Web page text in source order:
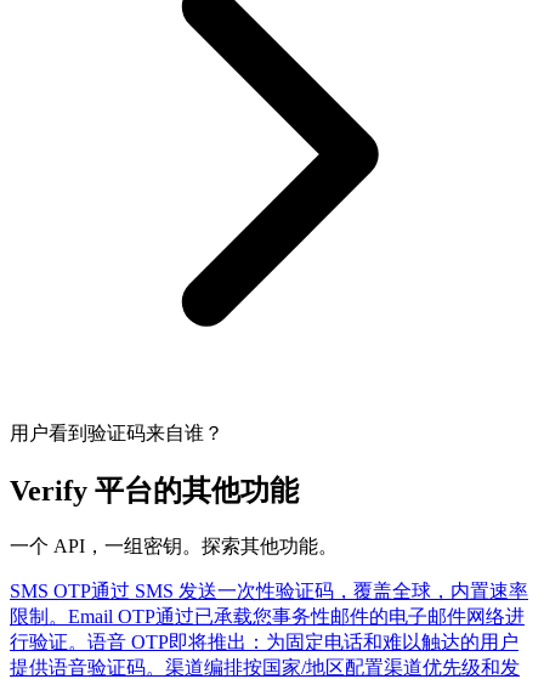
用户看到验证码来自谁？
Verify 平台的其他功能
一个 API，一组密钥。探索其他功能。
SMS OTP通过 SMS 发送一次性验证码，覆盖全球，内置速率
限制。 Email OTP通过已承载您事务性邮件的电子邮件网络进
行验证。 语音 OTP即将推出：为固定电话和难以触达的用户
提供语音验证码。 渠道编排按国家/地区配置渠道优先级和发